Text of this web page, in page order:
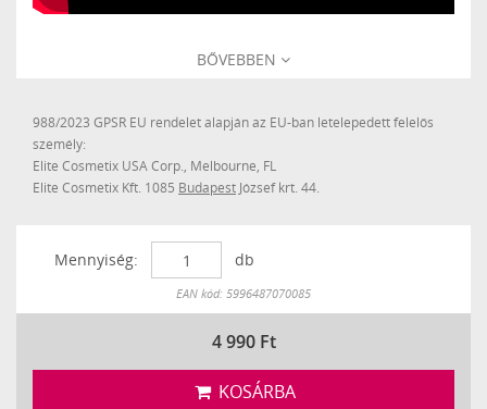
BŐVEBBEN
988/2023 GPSR EU rendelet alapján az EU-ban letelepedett felelős
személy:
Elite Cosmetix USA Corp., Melbourne, FL
Elite Cosmetix Kft. 1085 Budapest József krt. 44.
Mennyiség: db
Készleten
EAN kód: 5996487070085
4 990 Ft
KOSÁRBA